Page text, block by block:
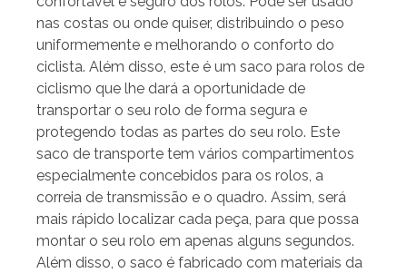
nas costas ou onde quiser, distribuindo o peso
uniformemente e melhorando o conforto do
ciclista. Além disso, este é um saco para rolos de
ciclismo que lhe dará a oportunidade de
transportar o seu rolo de forma segura e
protegendo todas as partes do seu rolo. Este
saco de transporte tem vários compartimentos
especialmente concebidos para os rolos, a
correia de transmissão e o quadro. Assim, será
mais rápido localizar cada peça, para que possa
montar o seu rolo em apenas alguns segundos.
Além disso, o saco é fabricado com materiais da